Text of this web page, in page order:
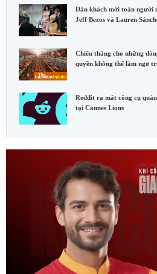
Dàn khách mời toàn người
Jeff Bezos và Lauren
Chiến thắng cho những
quyền không thể làm ngơ
Reddit ra mắt công cụ
tại Cannes Lions